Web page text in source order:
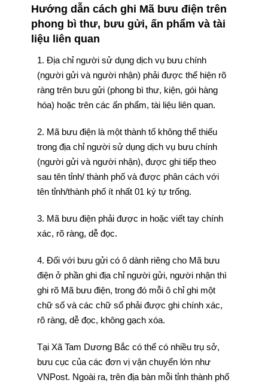
Hướng dẫn cách ghi Mã bưu điện trên
phong bì thư, bưu gửi, ấn phẩm và tài
liệu liên quan
1. Địa chỉ người sử dụng dịch vụ bưu chính
(người gửi và người nhận) phải được thể hiện rõ
ràng trên bưu gửi (phong bì thư, kiện, gói hàng
hóa) hoặc trên các ấn phẩm, tài liệu liên quan.
2. Mã bưu điện là một thành tố không thể thiếu
trong địa chỉ người sử dụng dịch vụ bưu chính
(người gửi và người nhận), được ghi tiếp theo
sau tên tỉnh/ thành phố và được phân cách với
tên tỉnh/thành phố ít nhất 01 ký tự trống.
3. Mã bưu điện phải được in hoặc viết tay chính
xác, rõ ràng, dễ đọc.
4. Đối với bưu gửi có ô dành riêng cho Mã bưu
điện ở phần ghi địa chỉ người gửi, người nhận thì
ghi rõ Mã bưu điện, trong đó mỗi ô chỉ ghi một
chữ số và các chữ số phải được ghi chính xác,
rõ ràng, dễ đọc, không gạch xóa.
Tại Xã Tam Dương Bắc có thể có nhiều trụ sở,
bưu cục của các đơn vị vận chuyển lớn như
VNPost. Ngoài ra, trên địa bàn mỗi tỉnh thành phố